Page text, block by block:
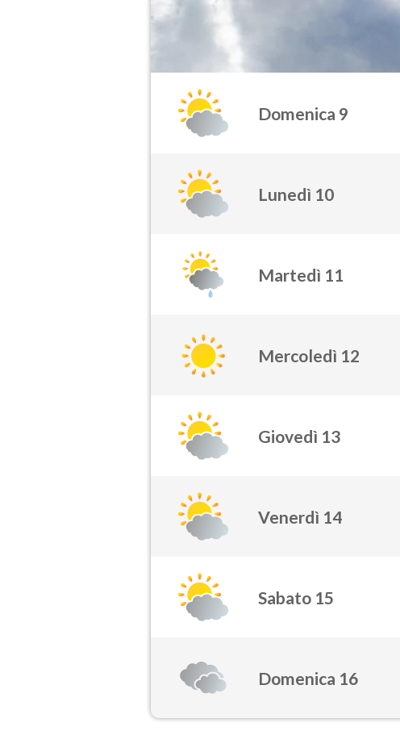
Domenica 9
Lunedì 10
Martedì 11
Mercoledì 12
Giovedì 13
Venerdì 14
Sabato 15
Domenica 16